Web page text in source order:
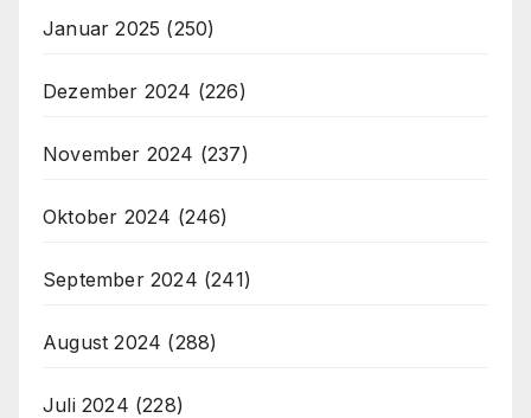
Januar 2025 (250)
Dezember 2024 (226)
November 2024 (237)
Oktober 2024 (246)
September 2024 (241)
August 2024 (288)
Juli 2024 (228)